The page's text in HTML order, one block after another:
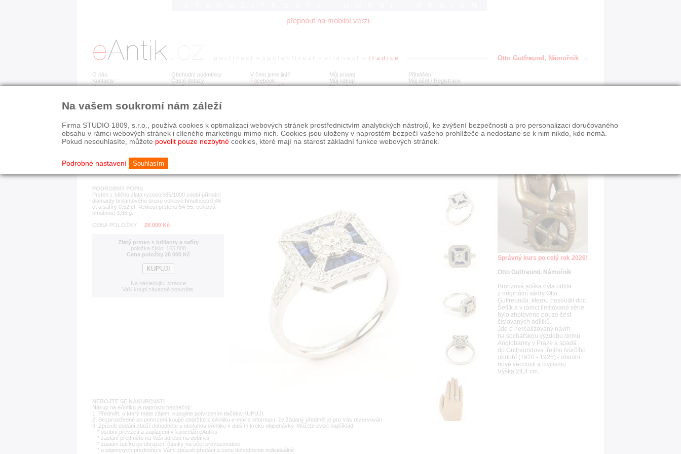
přepnout na mobilní verzi
O nás
Kontakty
Recenze
Obchodní podmínky
Časté dotazy
Ceník
V čem jsme jiní?
Facebook
Výkup šperků
Můj prodej
Můj nákup
Moje album
Přihlášení
Můj účet / Registrace
GDPR/AML
Detail položky č. 165 808 Zlatý prsten s brilianty a safíry
PODROBNÝ POPIS
Prsten z bílého zlata ryzosti 585/1000 zdobí přírodní
diamanty briliantového brusu celkové hmotnosti 0,46
ct a safíry 0,52 ct. Velikost prstenu 54-55, celková
hmotnost 3,86 g.
CENA POLOŽKY
28 000 Kč
Zlatý prsten s brilianty a safíry
položka číslo: 165 808
Cena položky 28 000 Kč
Na následující stránce
Vaši koupi závazně potvrdíte.
NEBOJTE SE NAKUPOVAT!
Nákup na eAntiku je naprosto bezpečný:
1. Předmět, o který máte zájem, kupujete potvrzením tlačítka KUPUJI.
2. Bezprostředně po potvrzení koupě obdržíte z eAntiku e-mail s informací, že žádaný předmět je pro Vás rezervován.
3. Způsob dodání zboží dohodnete s obsluhou eAntiku v dalším kroku objednávky. Můžete zvolit například:
* osobní převzetí a zaplacení v kanceláři eAntiku
* zaslání předmětu na Vaši adresu na dobírku
* zaslání balíku po uhrazení částky na účet provozovatele
* u objemných předmětů s Vámi způsob předání a cenu dohodneme individuálně
Otto Gutfreund, Námořník
Správný kurs po celý rok 2026!
Otto Gutfreund, Námořník
Bronzová soška byla odlita
z originální sádry Otto
Gutfreunda, kterou posoudil doc.
Šetlík a v rámci limitované série
bylo zhotoveno pouze šest
číslovaných odlitků.
Jde o nerealizovaný návrh
na sochařskou výzdobu domu
Anglobanky v Praze a spadá
do Gutfreundova třetího tvůrčího
období (1920 - 1925) - období
nové věcnosti a civilismu.
Výška 24,4 cm.
Na vašem soukromí nám záleží
Firma STUDIO 1809, s.r.o., používá cookies k optimalizaci webových stránek prostřednictvím analytických nástrojů, ke zvýšení bezpečnosti a pro personalizaci doručovaného
obsahu v rámci webových stránek i cíleného marketingu mimo nich. Cookies jsou uloženy v naprostém bezpečí vašeho prohlížeče a nedostane se k nim nikdo, kdo nemá.
Pokud nesouhlasíte, můžete povolit pouze nezbytné cookies, které mají na starost základní funkce webových stránek.
Podrobné nastavení Souhlasím